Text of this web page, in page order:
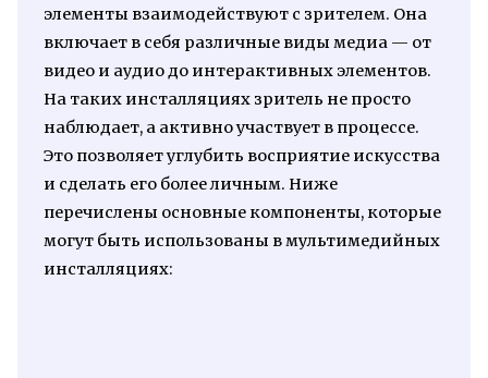
элементы взаимодействуют с зрителем. Она
включает в себя различные виды медиа — от
видео и аудио до интерактивных элементов.
На таких инсталляциях зритель не просто
наблюдает, а активно участвует в процессе.
Это позволяет углубить восприятие искусства
и сделать его более личным. Ниже
перечислены основные компоненты, которые
могут быть использованы в мультимедийных
инсталляциях: